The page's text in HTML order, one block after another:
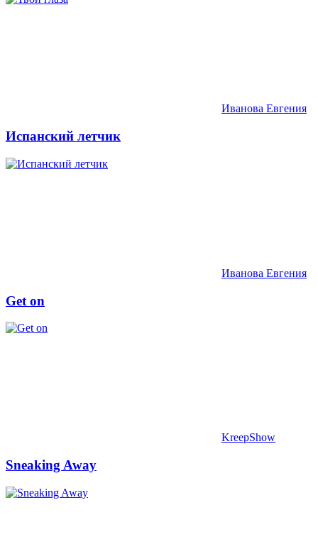
Иванова Евгения
Испанский летчик
Иванова Евгения
Get on
KreepShow
Sneaking Away